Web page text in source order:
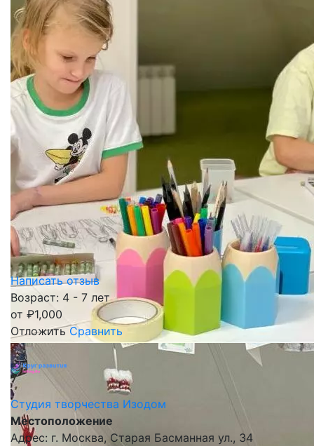
Написать отзыв
Возраст: 4 - 7 лет
от ₽1,000
Отложить Сравнить
Студия творчества Изодом
Местоположение
Адрес: г. Москва, Старая Басманная ул., 34